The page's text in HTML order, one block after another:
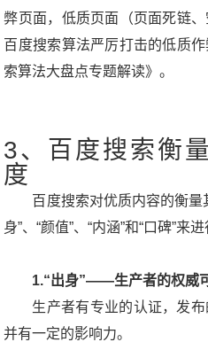
弊页面，低质页面（页面死链
百度搜索算法严厉打击的低质
索算法大盘点专题解读》。
3、百度搜索衡
度
百度搜索对优质内容的衡量
身”、“颜值”、“内涵”和“口碑”来进
1.“出身”——生产者的权威
生产者有专业的认证，发
并有一定的影响力。